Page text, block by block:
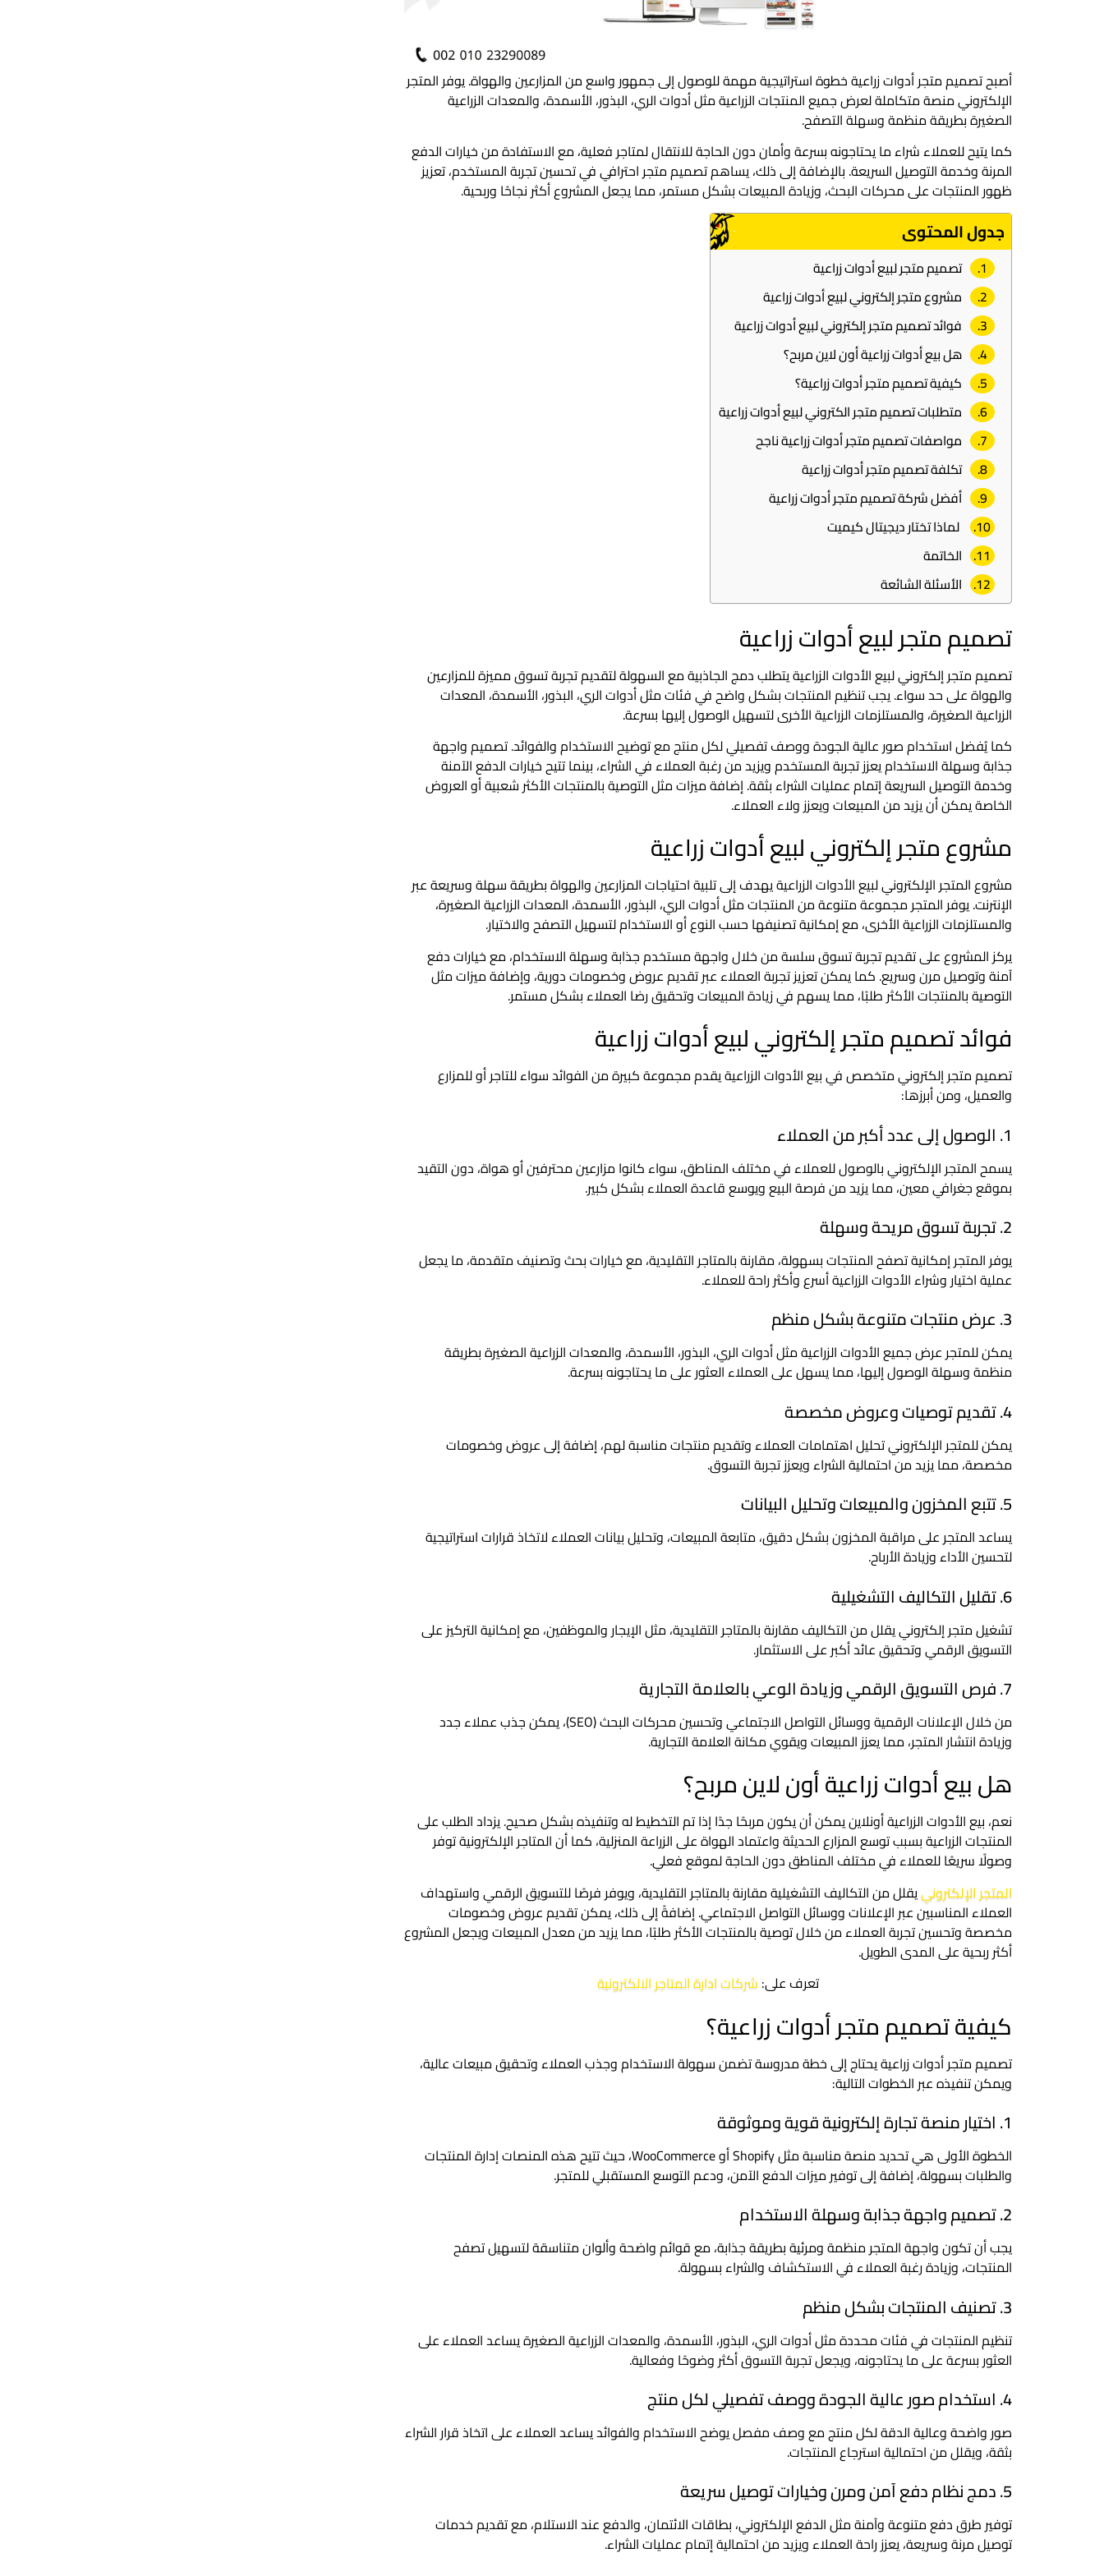
أصبح تصميم متجر أدوات زراعية خطوة استراتيجية مهمة للوصول إلى جمهور واسع من المزارعين والهواة. يوفر المتجر
الإلكتروني منصة متكاملة لعرض جميع المنتجات الزراعية مثل أدوات الري، البذور، الأسمدة، والمعدات الزراعية
الصغيرة بطريقة منظمة وسهلة التصفح.
كما يتيح للعملاء شراء ما يحتاجونه بسرعة وأمان دون الحاجة للانتقال لمتاجر فعلية، مع الاستفادة من خيارات الدفع
المرنة وخدمة التوصيل السريعة. بالإضافة إلى ذلك، يساهم تصميم متجر احترافي في تحسين تجربة المستخدم، تعزيز
ظهور المنتجات على محركات البحث، وزيادة المبيعات بشكل مستمر، مما يجعل المشروع أكثر نجاحًا وربحية.
جدول المحتوى
تصميم متجر لبيع أدوات زراعية
مشروع متجر إلكتروني لبيع أدوات زراعية
فوائد تصميم متجر إلكتروني لبيع أدوات زراعية
هل بيع أدوات زراعية أون لاين مربح؟
كيفية تصميم متجر أدوات زراعية؟
متطلبات تصميم متجر الكتروني لبيع أدوات زراعية
مواصفات تصميم متجر أدوات زراعية ناجح
تكلفة تصميم متجر أدوات زراعية
أفضل شركة تصميم متجر أدوات زراعية
لماذا تختار ديجيتال كيميت
الخاتمة
الأسئلة الشائعة
تصميم متجر لبيع أدوات زراعية
تصميم متجر إلكتروني لبيع الأدوات الزراعية يتطلب دمج الجاذبية مع السهولة لتقديم تجربة تسوق مميزة للمزارعين
والهواة على حد سواء. يجب تنظيم المنتجات بشكل واضح في فئات مثل أدوات الري، البذور، الأسمدة، المعدات
الزراعية الصغيرة، والمستلزمات الزراعية الأخرى لتسهيل الوصول إليها بسرعة.
كما يُفضل استخدام صور عالية الجودة ووصف تفصيلي لكل منتج مع توضيح الاستخدام والفوائد. تصميم واجهة
جذابة وسهلة الاستخدام يعزز تجربة المستخدم ويزيد من رغبة العملاء في الشراء، بينما تتيح خيارات الدفع الآمنة
وخدمة التوصيل السريعة إتمام عمليات الشراء بثقة. إضافة ميزات مثل التوصية بالمنتجات الأكثر شعبية أو العروض
الخاصة يمكن أن يزيد من المبيعات ويعزز ولاء العملاء.
مشروع متجر إلكتروني لبيع أدوات زراعية
مشروع المتجر الإلكتروني لبيع الأدوات الزراعية يهدف إلى تلبية احتياجات المزارعين والهواة بطريقة سهلة وسريعة عبر
الإنترنت. يوفر المتجر مجموعة متنوعة من المنتجات مثل أدوات الري، البذور، الأسمدة، المعدات الزراعية الصغيرة،
والمستلزمات الزراعية الأخرى، مع إمكانية تصنيفها حسب النوع أو الاستخدام لتسهيل التصفح والاختيار.
يركز المشروع على تقديم تجربة تسوق سلسة من خلال واجهة مستخدم جذابة وسهلة الاستخدام، مع خيارات دفع
آمنة وتوصيل مرن وسريع. كما يمكن تعزيز تجربة العملاء عبر تقديم عروض وخصومات دورية، وإضافة ميزات مثل
التوصية بالمنتجات الأكثر طلبًا، مما يسهم في زيادة المبيعات وتحقيق رضا العملاء بشكل مستمر.
فوائد تصميم متجر إلكتروني لبيع أدوات زراعية
تصميم متجر إلكتروني متخصص في بيع الأدوات الزراعية يقدم مجموعة كبيرة من الفوائد سواء للتاجر أو للمزارع
والعميل، ومن أبرزها:
1. الوصول إلى عدد أكبر من العملاء
يسمح المتجر الإلكتروني بالوصول للعملاء في مختلف المناطق، سواء كانوا مزارعين محترفين أو هواة، دون التقيد
بموقع جغرافي معين، مما يزيد من فرصة البيع ويوسع قاعدة العملاء بشكل كبير.
2. تجربة تسوق مريحة وسهلة
يوفر المتجر إمكانية تصفح المنتجات بسهولة، مقارنة بالمتاجر التقليدية، مع خيارات بحث وتصنيف متقدمة، ما يجعل
عملية اختيار وشراء الأدوات الزراعية أسرع وأكثر راحة للعملاء.
3. عرض منتجات متنوعة بشكل منظم
يمكن للمتجر عرض جميع الأدوات الزراعية مثل أدوات الري، البذور، الأسمدة، والمعدات الزراعية الصغيرة بطريقة
منظمة وسهلة الوصول إليها، مما يسهل على العملاء العثور على ما يحتاجونه بسرعة.
4. تقديم توصيات وعروض مخصصة
يمكن للمتجر الإلكتروني تحليل اهتمامات العملاء وتقديم منتجات مناسبة لهم، إضافة إلى عروض وخصومات
مخصصة، مما يزيد من احتمالية الشراء ويعزز تجربة التسوق.
5. تتبع المخزون والمبيعات وتحليل البيانات
يساعد المتجر على مراقبة المخزون بشكل دقيق، متابعة المبيعات، وتحليل بيانات العملاء لاتخاذ قرارات استراتيجية
لتحسين الأداء وزيادة الأرباح.
6. تقليل التكاليف التشغيلية
تشغيل متجر إلكتروني يقلل من التكاليف مقارنة بالمتاجر التقليدية، مثل الإيجار والموظفين، مع إمكانية التركيز على
التسويق الرقمي وتحقيق عائد أكبر على الاستثمار.
7. فرص التسويق الرقمي وزيادة الوعي بالعلامة التجارية
من خلال الإعلانات الرقمية ووسائل التواصل الاجتماعي وتحسين محركات البحث (SEO)، يمكن جذب عملاء جدد
وزيادة انتشار المتجر، مما يعزز المبيعات ويقوي مكانة العلامة التجارية.
هل بيع أدوات زراعية أون لاين مربح؟
نعم، بيع الأدوات الزراعية أونلاين يمكن أن يكون مربحًا جدًا إذا تم التخطيط له وتنفيذه بشكل صحيح. يزداد الطلب على
المنتجات الزراعية بسبب توسع المزارع الحديثة واعتماد الهواة على الزراعة المنزلية، كما أن المتاجر الإلكترونية توفر
وصولًا سريعًا للعملاء في مختلف المناطق دون الحاجة لموقع فعلي.
المتجر الإلكترونييقلل من التكاليف التشغيلية مقارنة بالمتاجر التقليدية، ويوفر فرصًا للتسويق الرقمي واستهداف
العملاء المناسبين عبر الإعلانات ووسائل التواصل الاجتماعي. إضافةً إلى ذلك، يمكن تقديم عروض وخصومات
مخصصة وتحسين تجربة العملاء من خلال توصية بالمنتجات الأكثر طلبًا، مما يزيد من معدل المبيعات ويجعل المشروع
أكثر ربحية على المدى الطويل.
تعرف على: شركات ادارة المتاجر الالكترونية
كيفية تصميم متجر أدوات زراعية؟
تصميم متجر أدوات زراعية يحتاج إلى خطة مدروسة تضمن سهولة الاستخدام وجذب العملاء وتحقيق مبيعات عالية،
ويمكن تنفيذه عبر الخطوات التالية:
1. اختيار منصة تجارة إلكترونية قوية وموثوقة
الخطوة الأولى هي تحديد منصة مناسبة مثل Shopify أو WooCommerce، حيث تتيح هذه المنصات إدارة المنتجات
والطلبات بسهولة، إضافة إلى توفير ميزات الدفع الآمن، ودعم التوسع المستقبلي للمتجر.
2. تصميم واجهة جذابة وسهلة الاستخدام
يجب أن تكون واجهة المتجر منظمة ومرئية بطريقة جذابة، مع قوائم واضحة وألوان متناسقة لتسهيل تصفح
المنتجات، وزيادة رغبة العملاء في الاستكشاف والشراء بسهولة.
3. تصنيف المنتجات بشكل منظم
تنظيم المنتجات في فئات محددة مثل أدوات الري، البذور، الأسمدة، والمعدات الزراعية الصغيرة يساعد العملاء على
العثور بسرعة على ما يحتاجونه، ويجعل تجربة التسوق أكثر وضوحًا وفعالية.
4. استخدام صور عالية الجودة ووصف تفصيلي لكل منتج
صور واضحة وعالية الدقة لكل منتج مع وصف مفصل يوضح الاستخدام والفوائد يساعد العملاء على اتخاذ قرار الشراء
بثقة، ويقلل من احتمالية استرجاع المنتجات.
5. دمج نظام دفع آمن ومرن وخيارات توصيل سريعة
توفير طرق دفع متنوعة وآمنة مثل الدفع الإلكتروني، بطاقات الائتمان، والدفع عند الاستلام، مع تقديم خدمات
توصيل مرنة وسريعة، يعزز راحة العملاء ويزيد من احتمالية إتمام عمليات الشراء.